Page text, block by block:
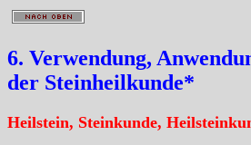
6. Verwendung,
der Steinheilkunde*
Heilstein, Steinkunde,